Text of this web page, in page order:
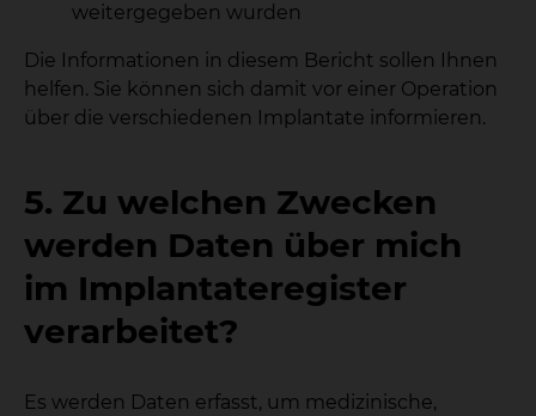
weitergegeben wurden
Die Informationen in diesem Bericht sollen Ihnen
helfen. Sie können sich damit vor einer Operation
über die verschiedenen Implantate informieren.
5. Zu welchen Zwecken
werden Daten über mich
im Implantateregister
verarbeitet?
Es werden Daten erfasst, um medizinische,